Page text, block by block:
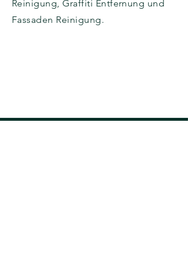
Reinigung, Graffiti Entfernung und
Fassaden Reinigung.